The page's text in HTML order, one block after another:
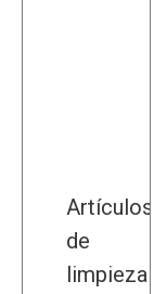
Artículos
de
limpieza